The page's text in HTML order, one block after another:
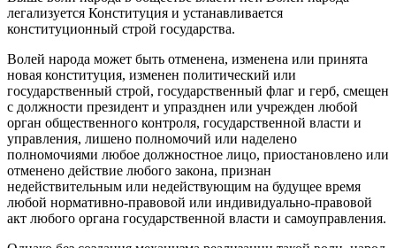
легализуется Конституция и устанавливается
конституционный строй государства.
Волей народа может быть отменена, изменена или принята
новая конституция, изменен политический или
государственный строй, государственный флаг и герб, смещен
с должности президент и упразднен или учрежден любой
орган общественного контроля, государственной власти и
управления, лишено полномочий или наделено
полномочиями любое должностное лицо, приостановлено или
отменено действие любого закона, признан
недействительным или недействующим на будущее время
любой нормативно-правовой или индивидуально-правовой
акт любого органа государственной власти и самоуправления.